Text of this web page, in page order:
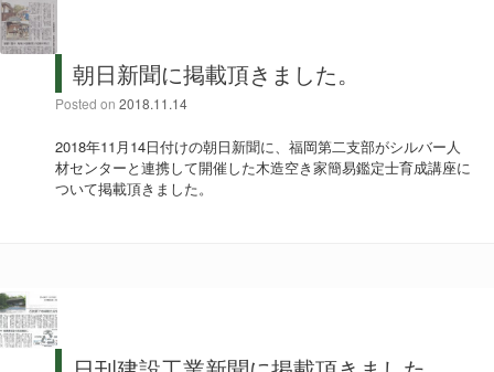
朝日新聞に掲載頂きました。
Posted on 2018.11.14
2018年11月14日付けの朝日新聞に、福岡第二支部がシルバー人
材センターと連携して開催した木造空き家簡易鑑定士育成講座に
ついて掲載頂きました。